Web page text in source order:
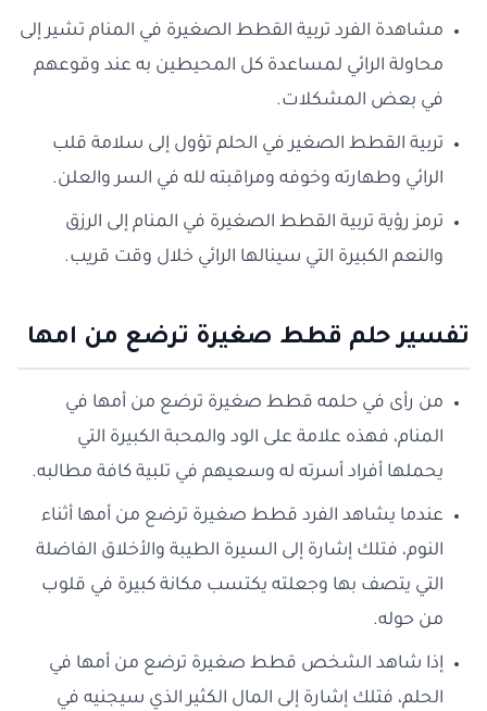
مشاهدة الفرد تربية القطط الصغيرة في المنام تشير إلى
محاولة الرائي لمساعدة كل المحيطين به عند وقوعهم
في بعض المشكلات.
تربية القطط الصغير في الحلم تؤول إلى سلامة قلب
الرائي وطهارته وخوفه ومراقبته لله في السر والعلن.
ترمز رؤية تربية القطط الصغيرة في المنام إلى الرزق
والنعم الكبيرة التي سينالها الرائي خلال وقت قريب.
تفسير حلم قطط صغيرة ترضع من امها
من رأى في حلمه قطط صغيرة ترضع من أمها في
المنام، فهذه علامة على الود والمحبة الكبيرة التي
يحملها أفراد أسرته له وسعيهم في تلبية كافة مطالبه.
عندما يشاهد الفرد قطط صغيرة ترضع من أمها أثناء
النوم، فتلك إشارة إلى السيرة الطيبة والأخلاق الفاضلة
التي يتصف بها وجعلته يكتسب مكانة كبيرة في قلوب
من حوله.
إذا شاهد الشخص قطط صغيرة ترضع من أمها في
الحلم، فتلك إشارة إلى المال الكثير الذي سيجنيه في